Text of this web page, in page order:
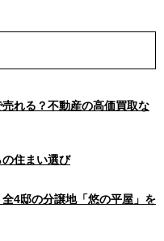
れる？不動産の高価買取な
住まい選び
4邸の分譲地「悠の平屋」を